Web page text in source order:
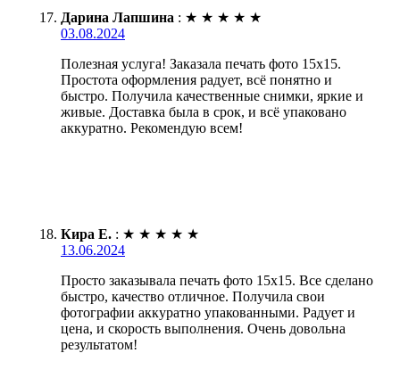
Дарина Лапшина : ★ ★ ★ ★ ★
03.08.2024
Полезная услуга! Заказала печать фото 15х15.
Простота оформления радует, всё понятно и
быстро. Получила качественные снимки, яркие и
живые. Доставка была в срок, и всё упаковано
аккуратно. Рекомендую всем!
Кира Е. : ★ ★ ★ ★ ★
13.06.2024
Просто заказывала печать фото 15х15. Все сделано
быстро, качество отличное. Получила свои
фотографии аккуратно упакованными. Радует и
цена, и скорость выполнения. Очень довольна
результатом!